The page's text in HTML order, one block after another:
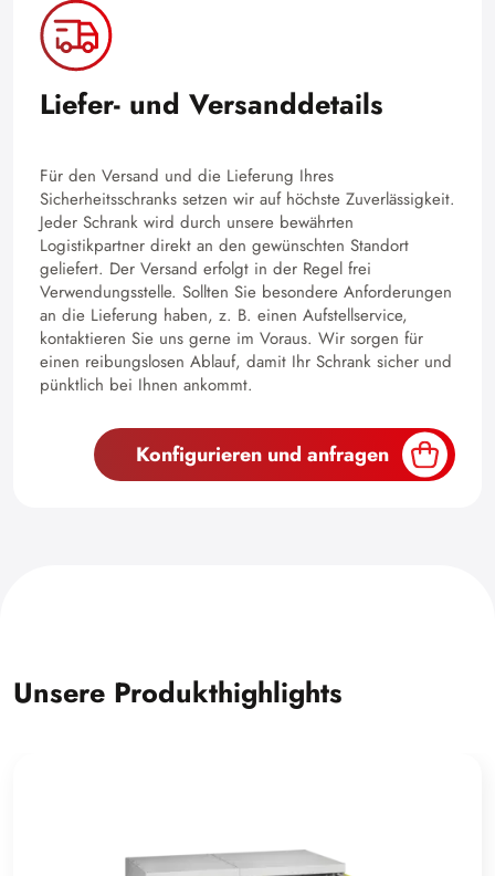
Liefer- und Versanddetails
Für den Versand und die Lieferung Ihres
Sicherheitsschranks setzen wir auf höchste Zuverlässigkeit.
Jeder Schrank wird durch unsere bewährten
Logistikpartner direkt an den gewünschten Standort
geliefert. Der Versand erfolgt in der Regel frei
Verwendungsstelle. Sollten Sie besondere Anforderungen
an die Lieferung haben, z. B. einen Aufstellservice,
kontaktieren Sie uns gerne im Voraus. Wir sorgen für
einen reibungslosen Ablauf, damit Ihr Schrank sicher und
pünktlich bei Ihnen ankommt.
Konfigurieren und anfragen
Unsere Produkthighlights